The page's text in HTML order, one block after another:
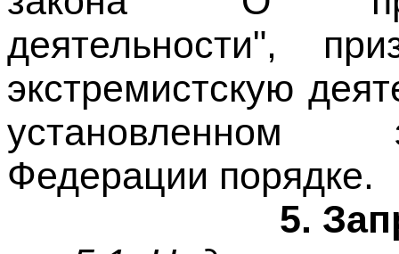
установленном
Федерации порядке.
5.
5.1.
пользования для